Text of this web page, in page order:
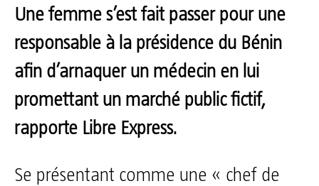
Une femme s’est fait passer pour une
responsable à la présidence du Bénin
afin d’arnaquer un médecin en lui
promettant un marché public fictif,
rapporte Libre Express.
Se présentant comme une « chef de